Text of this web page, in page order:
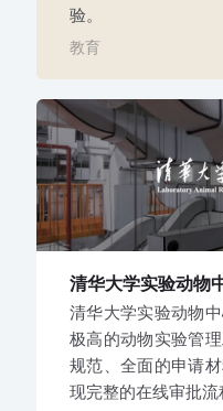
验。
教育
清华大学实验动物
清华大学实验动物
极高的动物实验管
规范、全面的申请
现完整的在线审批流